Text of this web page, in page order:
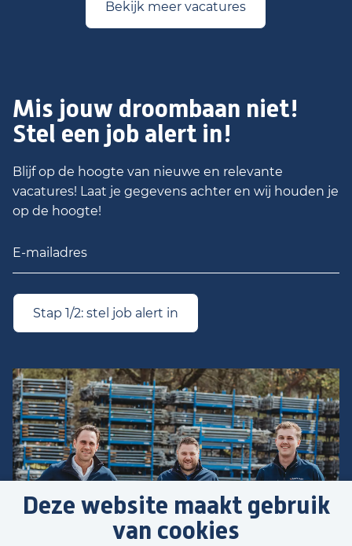
Deze website maakt gebruik
van cookies
Bekijk meer vacatures
Mis jouw droombaan niet!
Stel een job alert in!
Blijf op de hoogte van nieuwe en relevante
vacatures! Laat je gegevens achter en wij houden je
op de hoogte!
Stap 1/2: stel job alert in